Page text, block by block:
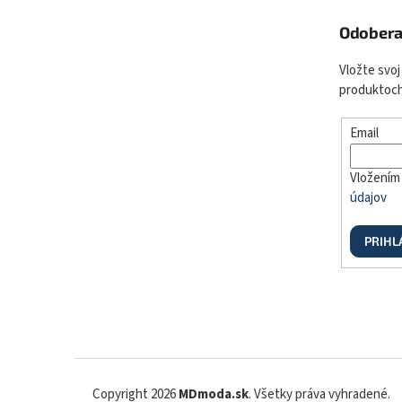
Vložte
Email
údajov
Copyright 2026MDmoda.sk. Všetky práva vyhradené.